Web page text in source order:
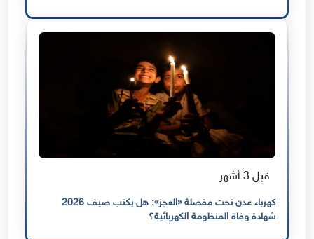
قبل 3 أشهر
كهرباء عدن تحت مقصلة «العجز»: هل يكتب صيف 2026
شهادة وفاة المنظومة الكهربائية؟